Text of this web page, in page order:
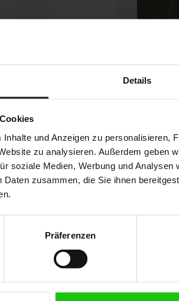
Details
und Anzeigen zu personalisieren,
zu analysieren. Außerdem geben
soziale Medien, Werbung und
Daten zusammen, die Sie ihnen
Präferenzen